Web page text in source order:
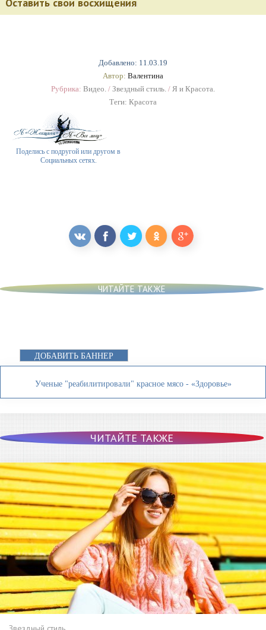
Добавлено: 11.03.19
Автор: Валентина
Рубрика: Видео. / Звездный стиль. / Я и Красота.
Теги: Красота
Поделись с подругой или другом в
Социальных сетях.
ЧИТАЙТЕ ТАКЖЕ
ДОБАВИТЬ БАННЕР
Ученые "реабилитировали" красное мясо - «Здоровье»
ЧИТАЙТЕ ТАКЖЕ